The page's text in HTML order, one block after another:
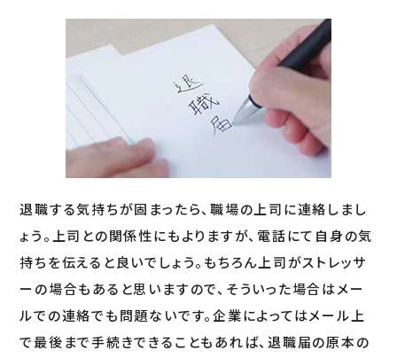
退職する気持ちが固まったら、職場の上司に連絡しまし
ょう。上司との関係性にもよりますが、電話にて自身の気
持ちを伝えると良いでしょう。もちろん上司がストレッサ
ーの場合もあると思いますので、そういった場合はメー
ルでの連絡でも問題ないです。企業によってはメール上
で最後まで手続きできることもあれば、退職届の原本の